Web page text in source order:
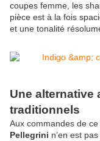
coupes femme, les
pièce est à la fois
et une tonalité
Une alternative
traditionnels
Aux commandes de ce
Pellegrini n’en est